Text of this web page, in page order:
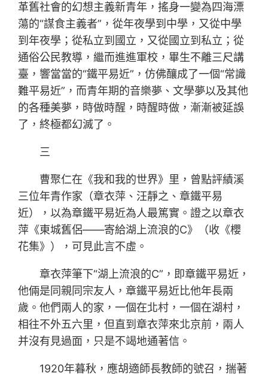
革舊社會的幻想主義新青年，搖身一變為四海漂
蕩的“謀食主義者”，從年夜學到中學，又從中學
到年夜學；從私立到國立，又從國立到私立；從
通俗公民教導，繼而進進軍校，畢生不離三尺講
臺，響當當的“鐵平易近”，仿佛釀成了一個“常識
難平易近”，而青年期的音樂夢、文學夢以及其他
的各種美夢，時做時醒，時醒時做，漸漸被延誤
了，終極都幻滅了。
三
曹聚仁在《我和我的世界》里，曾點評績溪
三位年青作家（章衣萍、汪靜之、章鐵平易
近），以為章鐵平易近為人最篤實。證之以章衣
萍《東城舊侶——寄給湖上流浪的C》（收《櫻
花集》），可見此言不虛。
章衣萍筆下“湖上流浪的C”，即章鐵平易近，
他倆是同親同宗友人，章鐵平易近比他年長兩
歲。他們兩人的家，一個在北村，一個在湖村，
相往不外五六里，但直到章衣萍來北京前，兩人
并沒有見過面，只是不竭地通著信。
1920年暮秋，應胡適師長教師的號召，揣著